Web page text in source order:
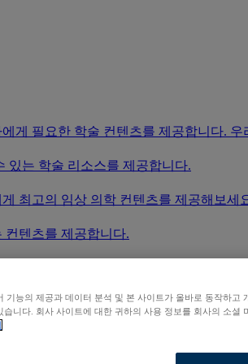
게 필요한 학술 컨텐츠를 제공합니다.
있는 학술 리소스를 제공합니다.
최고의 임상 의학 컨텐츠를 제공해보세
컨텐츠를 제공합니다.
이드 시키면 새로운 시장 진출이 편리해
하려면, 우리 도서관 찾기 기능을 활용해
기능의 제공과 데이터 분석 및 본 사이트가 올바로 동작하고
습니다. 회사 사이트에 대한 귀하의 사용 정보를 회사의 소셜